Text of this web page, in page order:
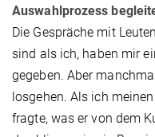
Auswahlprozess
Die Gespräche mit
sind als ich, haben mir
gegeben. Aber
losgehen. Als ich
fragte, was er von dem